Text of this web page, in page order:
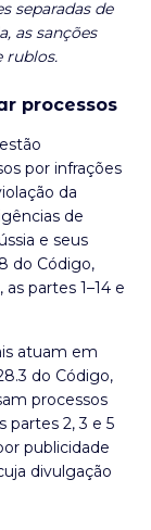
separadas de
as sanções
rublos.
processos
por infrações
da
de
e seus
do Código,
partes 1–14 e
atuam em
do Código,
processos
partes 2, 3 e 5
publicidade
divulgação